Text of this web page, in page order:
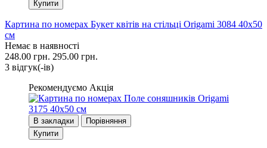
Купити
Картина по номерах Букет квітів на стільці Origami 3084 40x50
см
Немає в наявності
248.00 грн. 295.00 грн.
3 вiдгук(-iв)
Рекомендуємо Акція
В закладки
Порівняння
Купити